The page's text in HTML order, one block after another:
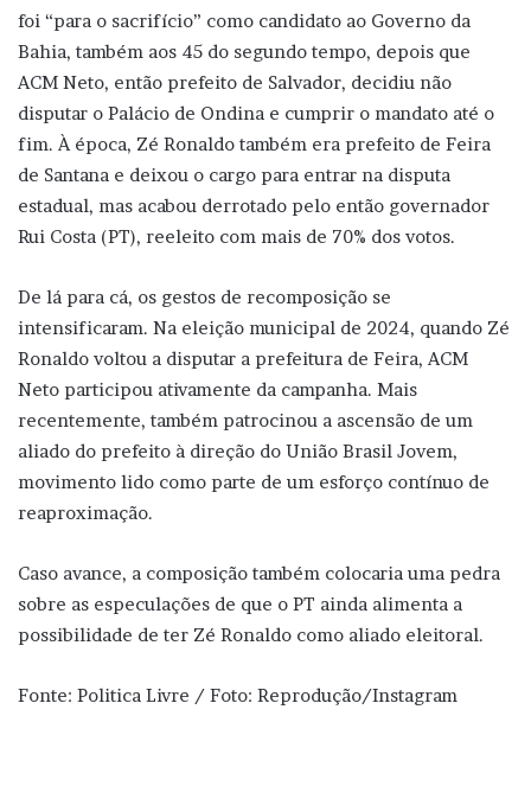
foi “para o sacrifício” como candidato ao Governo da
Bahia, também aos 45 do segundo tempo, depois que
ACM Neto, então prefeito de Salvador, decidiu não
disputar o Palácio de Ondina e cumprir o mandato até o
fim. À época, Zé Ronaldo também era prefeito de Feira
de Santana e deixou o cargo para entrar na disputa
estadual, mas acabou derrotado pelo então governador
Rui Costa (PT), reeleito com mais de 70% dos votos.
De lá para cá, os gestos de recomposição se
intensificaram. Na eleição municipal de 2024, quando Zé
Ronaldo voltou a disputar a prefeitura de Feira, ACM
Neto participou ativamente da campanha. Mais
recentemente, também patrocinou a ascensão de um
aliado do prefeito à direção do União Brasil Jovem,
movimento lido como parte de um esforço contínuo de
reaproximação.
Caso avance, a composição também colocaria uma pedra
sobre as especulações de que o PT ainda alimenta a
possibilidade de ter Zé Ronaldo como aliado eleitoral.
Fonte: Politica Livre / Foto: Reprodução/Instagram